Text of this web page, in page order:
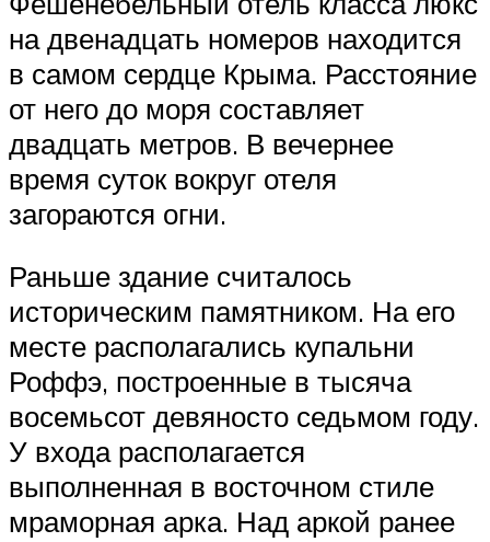
на двенадцать номеров находится
в самом сердце Крыма. Расстояние
от него до моря составляет
двадцать метров. В вечернее
время суток вокруг отеля
загораются огни.
Раньше здание считалось
историческим памятником. На его
месте располагались купальни
Роффэ, построенные в тысяча
восемьсот девяносто седьмом году.
У входа располагается
выполненная в восточном стиле
мраморная арка. Над аркой ранее